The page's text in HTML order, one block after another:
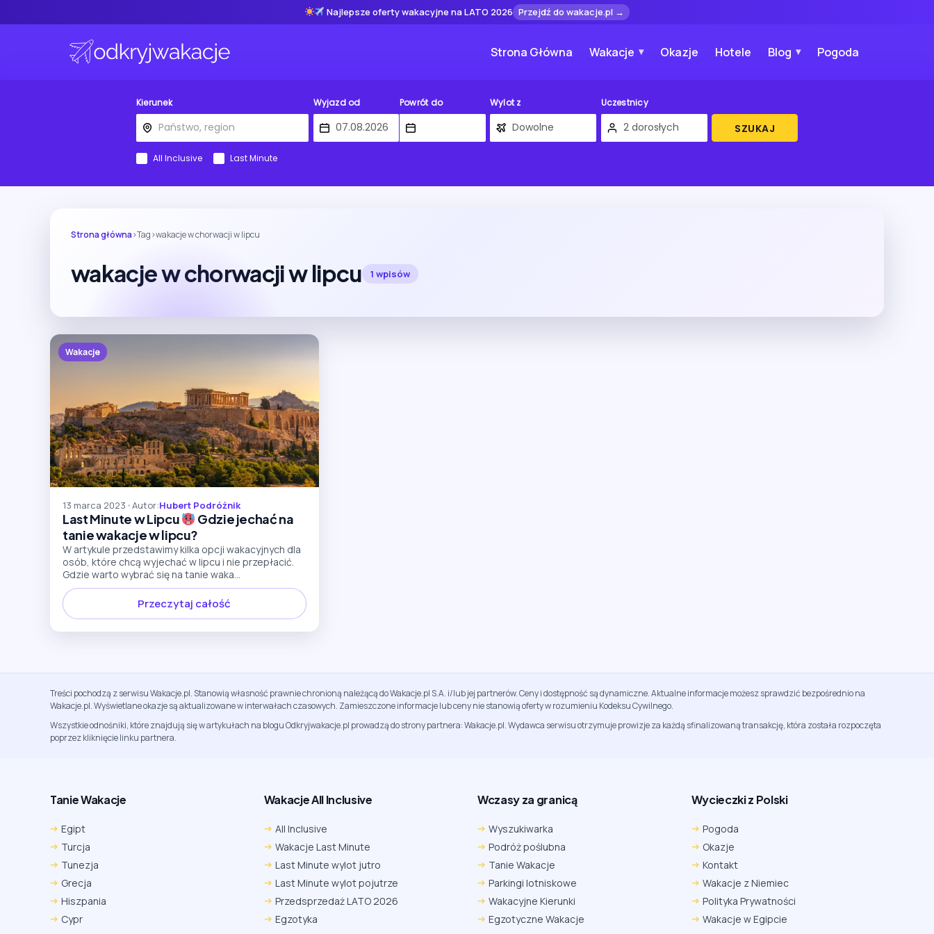
Najlepsze oferty wakacyjne na LATO 2026 Przejdź do wakacje.pl →
Strona Główna Wakacje Okazje Hotele Blog Pogoda
Kierunek Wyjazd od Powrót do Wylot z Uczestnicy
SZUKAJ
All Inclusive Last Minute
Strona główna›Tag›wakacje w chorwacji w lipcu
wakacje w chorwacji w lipcu 1 wpisów
Wakacje
13 marca 2023 •Autor:Hubert Podróżnik
Last Minute w Lipcu
Gdzie jechać na
tanie wakacje w lipcu?
W artykule przedstawimy kilka opcji wakacyjnych dla
osób, które chcą wyjechać w lipcu i nie przepłacić.
Gdzie warto wybrać się na tanie waka...
Przeczytaj całość
Treści pochodzą z serwisu Wakacje.pl. Stanowią własność prawnie chronioną należącą do Wakacje.pl S.A. i/lub jej partnerów. Ceny i dostępność są dynamiczne. Aktualne informacje możesz sprawdzić bezpośrednio na
Wakacje.pl. Wyświetlane okazje są aktualizowane w interwałach czasowych. Zamieszczone informacje lub ceny nie stanowią oferty w rozumieniu Kodeksu Cywilnego.
Wszystkie odnośniki, które znajdują się w artykułach na blogu Odkryjwakacje.pl prowadzą do strony partnera: Wakacje.pl. Wydawca serwisu otrzymuje prowizje za każdą sfinalizowaną transakcję, która została rozpoczęta
poprzez kliknięcie linku partnera.
Tanie Wakacje
Egipt
Turcja
Tunezja
Grecja
Hiszpania
Cypr
Wakacje All Inclusive
All Inclusive
Wakacje Last Minute
Last Minute wylot jutro
Last Minute wylot pojutrze
Przedsprzedaż LATO 2026
Egzotyka
Wczasy za granicą
Wyszukiwarka
Podróż poślubna
Tanie Wakacje
Parkingi lotniskowe
Wakacyjne Kierunki
Egzotyczne Wakacje
Wycieczki z Polski
Pogoda
Okazje
Kontakt
Wakacje z Niemiec
Polityka Prywatności
Wakacje w Egipcie